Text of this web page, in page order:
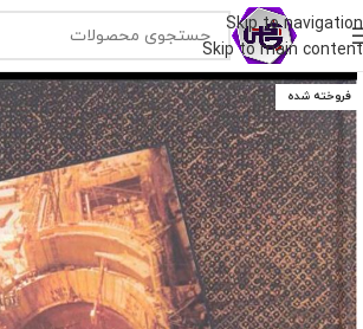
Skip to navigation
Skip to main content
فروخته شده